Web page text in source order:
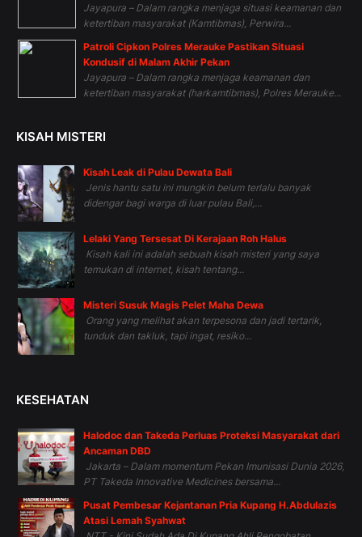
Jayapura – Dalam rangka menjaga situasi keamanan dan
ketertiban masyarakat (Kamtibmas), Perwira...
Patroli Cipkon Polres Merauke Pastikan Situasi
Kondusif di Malam Akhir Pekan
Jayapura – Dalam rangka menjaga keamanan dan
ketertiban masyarakat (harkamtibmas), Polres Merauke...
KISAH MISTERI
Kisah Leak di Pulau Dewata Bali
Jenis hantu satu ini mungkin belum terlalu banyak
didengar bagi warga di luar pulau Bali,...
Lelaki Yang Tersesat Di Kerajaan Roh Halus
Kisah kali ini adalah sebuah kisah misteri yang saya
temukan di internet, kisah tentang...
Misteri Susuk Magis Pelet Maha Dewa
Orang yang melihat akan terpesona dan jadi tertarik,
tunduk dan takluk, tapi ingat, resiko...
KESEHATAN
Halodoc dan Takeda Perluas Proteksi Masyarakat dari
Ancaman DBD
Jakarta – Dalam momentum Pekan Imunisasi Dunia 2026,
PT Takeda Innovative Medicines bersama...
Pusat Pembesar Kejantanan Pria Kupang H.Abdulazis
Atasi Lemah Syahwat